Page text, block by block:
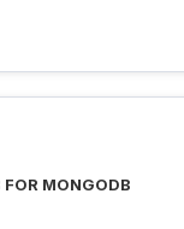
MONGODB